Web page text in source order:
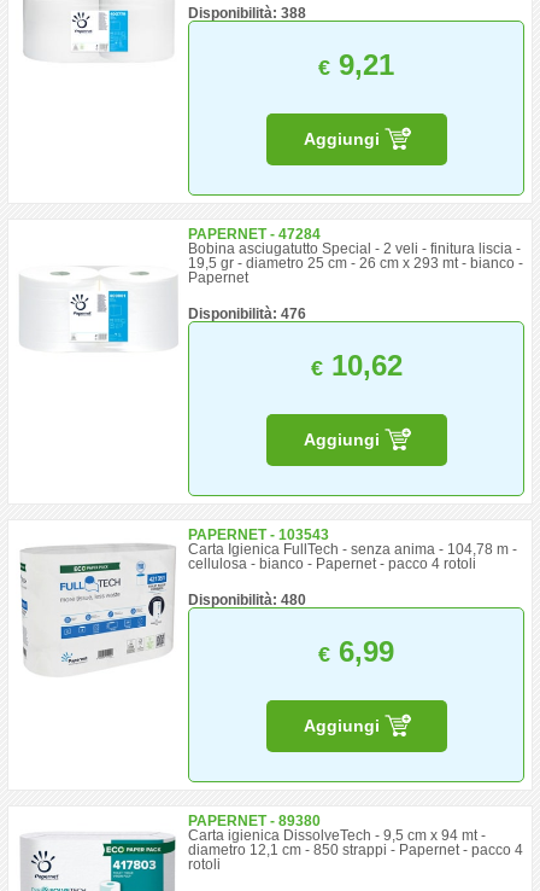
Disponibilità: 388
€ 9,21
Aggiungi
PAPERNET - 47284
Bobina asciugatutto Special - 2 veli - finitura liscia -
19,5 gr - diametro 25 cm - 26 cm x 293 mt - bianco -
Papernet
Disponibilità: 476
€10,62
Aggiungi
PAPERNET - 103543
Carta Igienica FullTech - senza anima - 104,78 m -
cellulosa - bianco - Papernet - pacco 4 rotoli
Disponibilità: 480
€ 6,99
Aggiungi
PAPERNET - 89380
Carta igienica DissolveTech - 9,5 cm x 94 mt -
diametro 12,1 cm - 850 strappi - Papernet - pacco 4
rotoli